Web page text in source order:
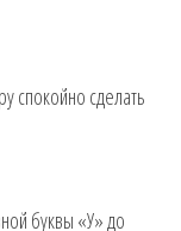
спокойно сделать
буквы «У» до